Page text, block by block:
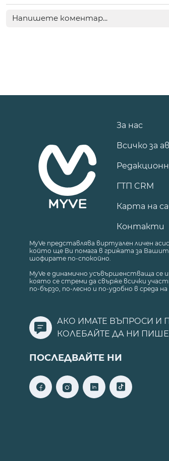
За нас
Всичко за
ГТП CRM
Карта на
Контакти
MyVe представлява виртуален личен
който ще Ви помага в грижата за
шофирате по-спокойно.
MyVe е динамично усъвършенстваща се
която се стреми да свърже всички
по-бързо, по-лесно и по-удобно в среда
АКО ИМАТЕ ВЪПРОСИ И
КОЛЕБАЙТЕ ДА НИ
ПОСЛЕДВАЙТЕ НИ